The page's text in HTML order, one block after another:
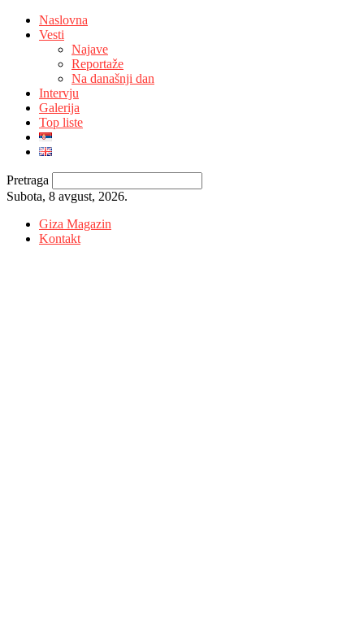
Naslovna
Vesti
Najave
Reportaže
Na današnji dan
Intervju
Galerija
Top liste
Pretraga
Subota, 8 avgust, 2026.
Giza Magazin
Kontakt